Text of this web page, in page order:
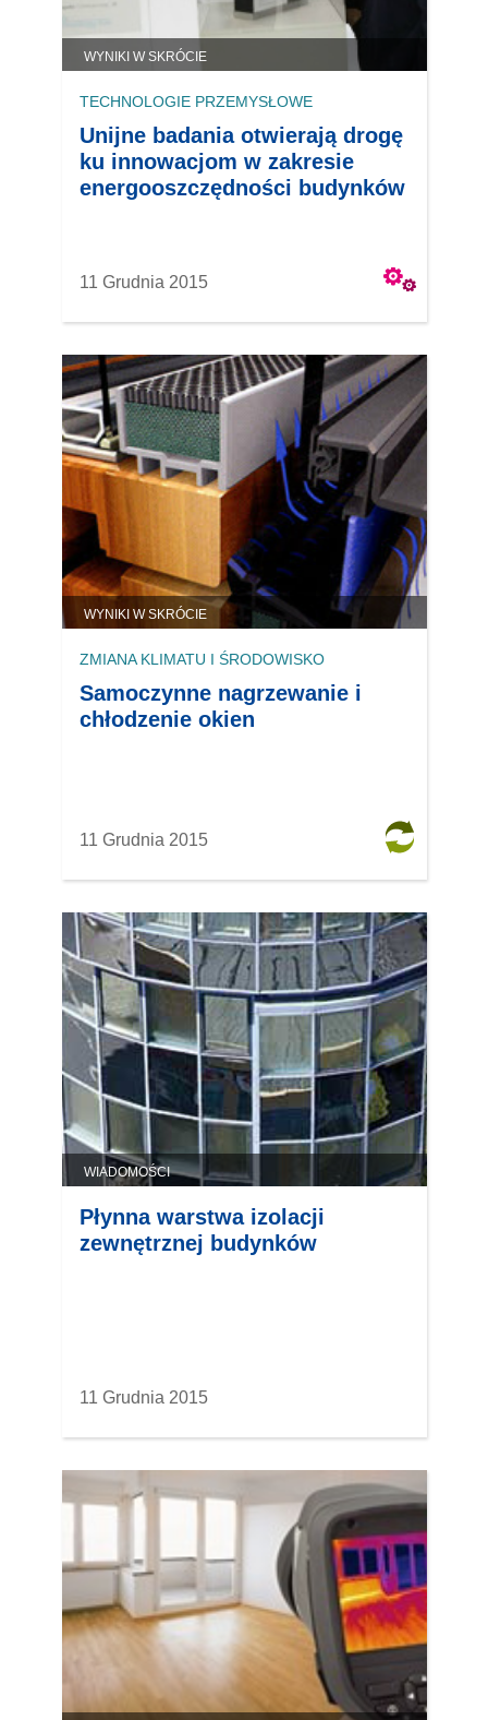
WYNIKI W SKRÓCIE
TECHNOLOGIE PRZEMYSŁOWE
Unijne badania otwierają drogę
ku innowacjom w zakresie
energooszczędności budynków
11 Grudnia 2015
WYNIKI W SKRÓCIE
ZMIANA KLIMATU I ŚRODOWISKO
Samoczynne nagrzewanie i
chłodzenie okien
11 Grudnia 2015
WIADOMOŚCI
Płynna warstwa izolacji
zewnętrznej budynków
11 Grudnia 2015